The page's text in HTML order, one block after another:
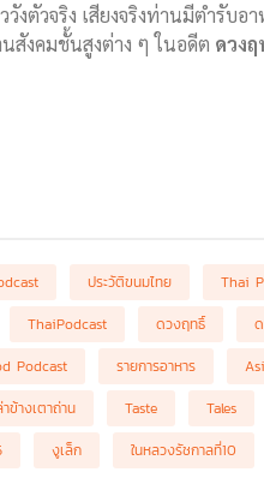
งตัวจริง เสียงจริงท่านมีตำรับ
สังคมชั้นสูงต่าง ๆ ในอดีต ดวง
ประวัติขนมไทย Thai
ThaiPodcast ดวงฤทธิ์
Podcast รายการอาหาร
าข้างเตาถ่าน Taste Tales
งูเล็ก ในหลวงรัชกาลที่10